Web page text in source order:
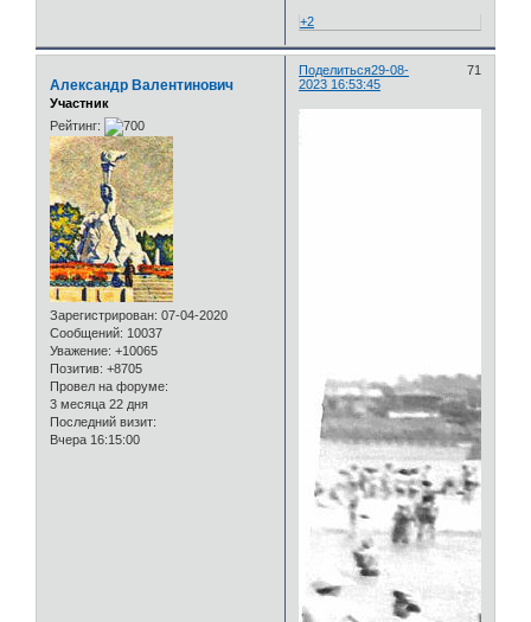
+2
Поделиться 71
29-08-
2023 16:53:45
Александр Валентинович
Участник
Рейтинг:
Зарегистрирован: 07-04-2020
Сообщений: 10037
Уважение: +10065
Позитив: +8705
Провел на форуме:
3 месяца 22 дня
Последний визит:
Вчера 16:15:00